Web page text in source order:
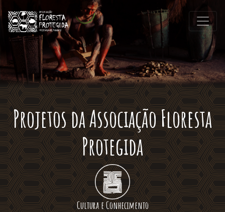
Projetos da Associação Floresta
Protegida
Cultura e Conhecimento